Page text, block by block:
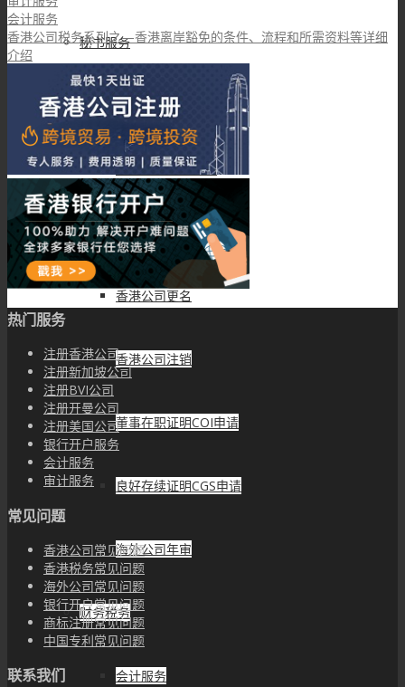
秘书服务
香港公司年审
香港公司股东变更
香港公司董事变更
香港公司更名
香港公司注销
董事在职证明COI申请
良好存续证明CGS申请
海外公司年审
财务税务
会计服务
会计服务
香港公司税务系列之—香港离岸豁免的条件、流程和所需资料等详细
介绍
热门服务
注册香港公司
注册新加坡公司
注册BVI公司
注册开曼公司
注册美国公司
银行开户服务
会计服务
审计服务
常见问题
香港公司常见问题
香港税务常见问题
海外公司常见问题
银行开户常见问题
商标注册常见问题
中国专利常见问题
联系我们